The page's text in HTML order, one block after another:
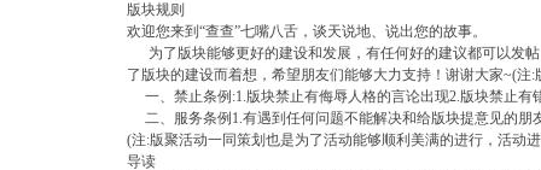
版块规则
欢迎您来到“查查”七嘴八舌，谈天说地、说出您的故事。
为了版块能够更好的建设和发展，有任何好的建议都可以发
了版块的建设而着想，希望朋友们能够大力支持！谢谢大家~(
一、禁止条例:1.版块禁止有侮辱人格的言论出现2.版块禁止有
二、服务条例1.有遇到任何问题不能解决和给版块提意见的朋
(注:版聚活动一同策划也是为了活动能够顺利美满的进行，活动
导读